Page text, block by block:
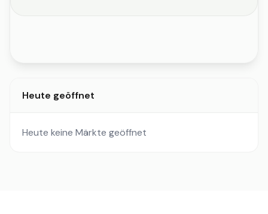
Heute geöffnet
Heute keine Märkte geöffnet